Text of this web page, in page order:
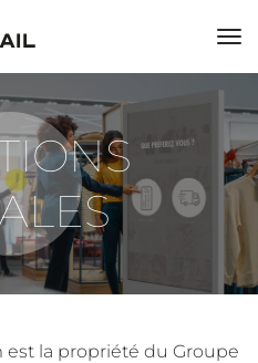
est la propriété du Groupe